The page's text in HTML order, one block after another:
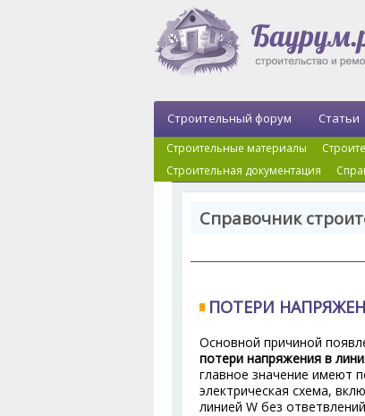
Строительный форум Статьи
Строительные материалы
Строительная документация
Справочник
ПОТЕРИ
Основной причиной
потери напряжения в
главное значение имеют
электрическая схема,
линией W без